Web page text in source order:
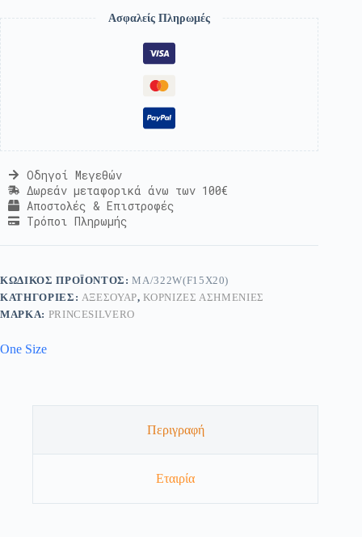
Ασφαλείς Πληρωμές
Οδηγοί Μεγεθών
Δωρεάν μεταφορικά άνω των 100€
Αποστολές & Επιστροφές
Τρόποι Πληρωμής
ΚΩΔΙΚΌΣ ΠΡΟΪΌΝΤΟΣ:MA/322W(F15X20)
ΚΑΤΗΓΟΡΊΕΣ: ΑΞΕΣΟΥΆΡ,ΚΟΡΝΊΖΕΣ ΑΣΗΜΈΝΙΕΣ
ΜΆΡΚΑ: PRINCESILVERO
One Size
Περιγραφή
Εταιρία